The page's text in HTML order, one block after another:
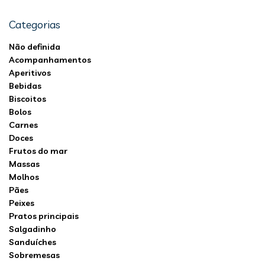
Categorias
Não definida
Acompanhamentos
Aperitivos
Bebidas
Biscoitos
Bolos
Carnes
Doces
Frutos do mar
Massas
Molhos
Pães
Peixes
Pratos principais
Salgadinho
Sanduíches
Sobremesas